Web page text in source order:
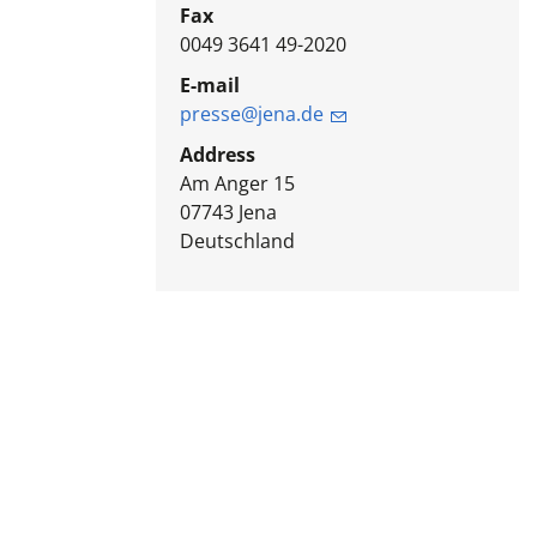
Fax
0049 3641 49-2020
E-mail
presse@jena.de
Address
Am Anger 15
07743 Jena
Deutschland